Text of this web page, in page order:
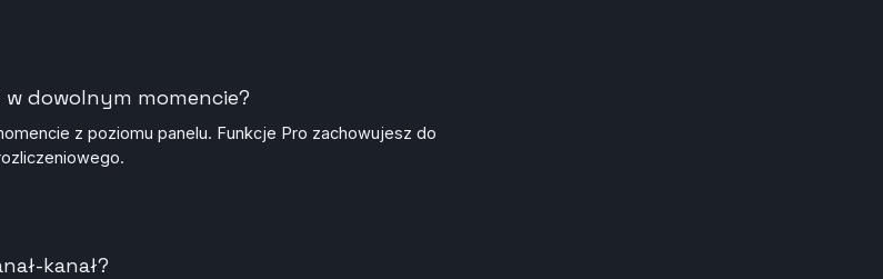
dowolnym momencie?
z poziomu panelu. Funkcje Pro zachowujesz do
kanał?